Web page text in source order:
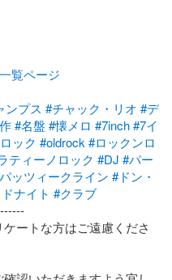
覧ページ
ンプス #チャック・リオ #デ
#名盤 #懐メロ #7inch#7イ
ック #oldrock #ロックンロ
ティーノロック #DJ #パー
ッツィークライン #ドン・
ナイト #クラブ
ートな方はご遠慮くださ